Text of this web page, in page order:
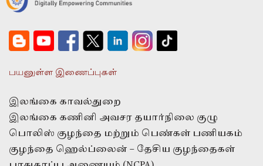
பயனுள்ள இணைப்புகள்
இலங்கை காவல்துறை
இலங்கை கணினி அவசர தயார்நிலை குழு
பொலிஸ் குழந்தை மற்றும் பெண்கள் பணியகம்
குழந்தை ஹெல்ப்லைன் – தேசிய குழந்தைகள்